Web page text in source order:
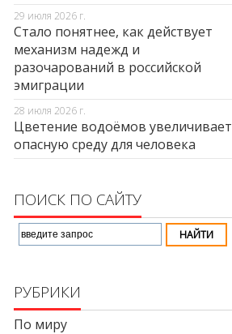
29 июля 2026 г.
Стало понятнее, как действует
механизм надежд и
разочарований в российской
эмиграции
28 июля 2026 г.
Цветение водоёмов увеличивает
опасную среду для человека
ПОИСК ПО САЙТУ
РУБРИКИ
По миру